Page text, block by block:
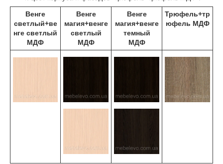
Венге
светлый+ве
нге светлый
МДФ
Венге
магия+венге
светлый
МДФ
Венге
магия+венге
темный
МДФ
Трюфель+тр
юфель МДФ